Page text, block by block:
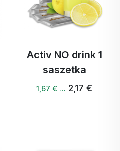
Activ NO drink 1
saszetka
1,67 € … 2,17 €